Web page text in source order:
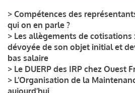
> Compétences des
qui on en parle ?
> Les allègements de cotisations
dévoyée de son objet initial et
bas salaire
> Le DUERP des IRP chez Ouest
> L’Organisation de la
aujourd’hui